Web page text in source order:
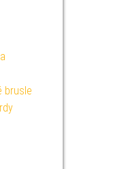
brusle